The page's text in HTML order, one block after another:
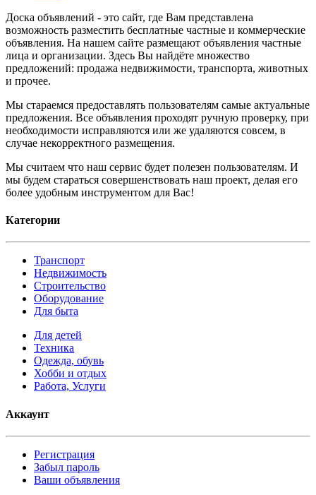
Доска объявлений - это сайт, где Вам представлена
возможность разместить бесплатные частные и коммерческие
объявления. На нашем сайте размещают объявления частные
лица и организации. Здесь Вы найдёте множество
предложений: продажа недвижимости, транспорта, животных
и прочее.
Мы стараемся предоставлять пользователям самые актуальные
предложения. Все объявления проходят ручную проверку, при
необходимости исправляются или же удаляются совсем, в
случае некорректного размещения.
Мы считаем что наш сервис будет полезен пользователям. И
мы будем стараться совершенствовать наш проект, делая его
более удобным инструментом для Вас!
Категории
Транспорт
Недвижимость
Строительство
Оборудование
Для быта
Для детей
Техника
Одежда, обувь
Хобби и отдых
Работа, Услуги
Аккаунт
Регистрация
Забыл пароль
Ваши объявления